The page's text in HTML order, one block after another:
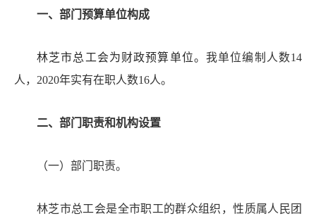
一、部门预算单位构成
林芝市总工会为财政预算单位。 我单位编制人数14
人，2020年实有在职人数16人。
二、部门 职责和机构设置
（一）部门职责。
林芝市总工会是全市职工的群众组织，性质属人民团